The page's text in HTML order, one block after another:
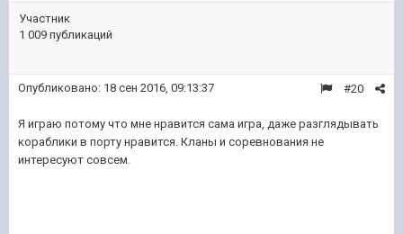
Участник
1 009 публикаций
#20
Опубликовано: 18 сен 2016, 09:13:37
Я играю потому что мне нравится сама игра, даже разглядывать
кораблики в порту нравится. Кланы и соревнования не
интересуют совсем.